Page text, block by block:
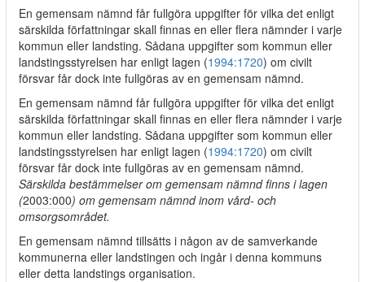
En gemensam nämnd får fullgöra uppgifter för vilka det enligt
särskilda författningar skall finnas en eller flera nämnder i varje
kommun eller landsting. Sådana uppgifter som kommun eller
landstingsstyrelsen har enligt lagen (1994:1720) om civilt
försvar får dock inte fullgöras av en gemensam nämnd.
En gemensam nämnd får fullgöra uppgifter för vilka det enligt
särskilda författningar skall finnas en eller flera nämnder i varje
kommun eller landsting. Sådana uppgifter som kommun eller
landstingsstyrelsen har enligt lagen (1994:1720) om civilt
försvar får dock inte fullgöras av en gemensam nämnd.
Särskilda bestämmelser om gemensam nämnd finns i lagen
(2003:000) om gemensam nämnd inom vård- och
omsorgsområdet.
En gemensam nämnd tillsätts i någon av de samverkande
kommunerna eller landstingen och ingår i denna kommuns
eller detta landstings organisation.